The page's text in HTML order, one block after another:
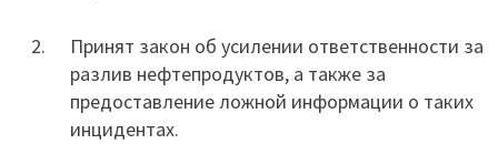
Принят закон об усилении ответственности за
разлив нефтепродуктов, а также за
предоставление ложной информации о таких
инцидентах.